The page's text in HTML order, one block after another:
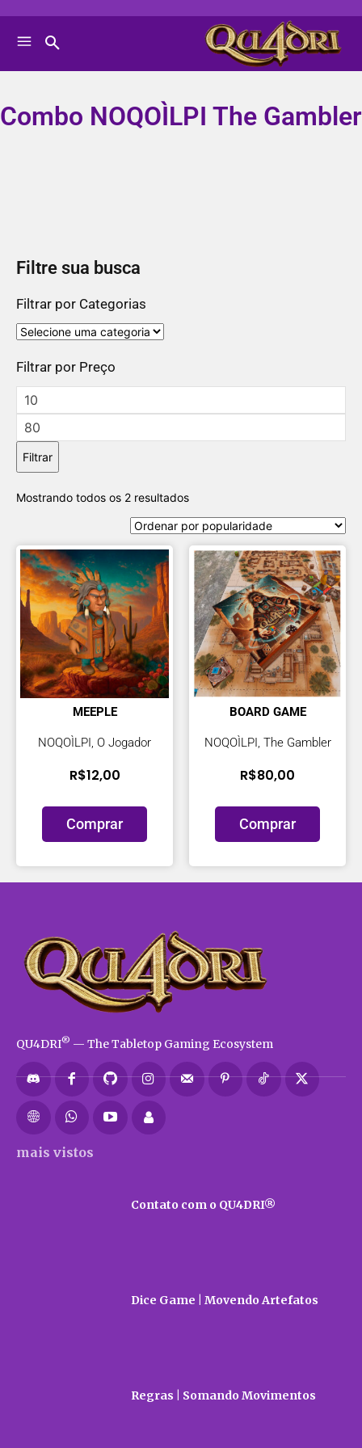
Combo NOQOÌLPI The Gambler
Filtre sua busca
Filtrar por Categorias
Filtrar por Preço
Filtrar
Mostrando todos os 2 resultados
MEEPLE
NOQOÌLPI, O Jogador
R$12,00
Comprar
BOARD GAME
NOQOÌLPI, The Gambler
R$80,00
Comprar
QU4DRI® — The Tabletop Gaming Ecosystem
mais vistos
Contato com o QU4DRI®
Dice Game | Movendo Artefatos
Regras | Somando Movimentos